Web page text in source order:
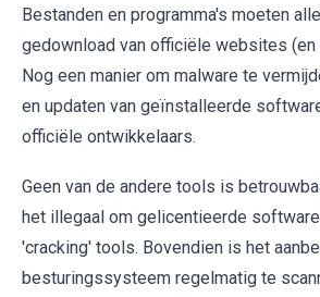
Bestanden en programma's moeten
gedownload van officiële websites (en
Nog een manier om malware te
en updaten van geïnstalleerde
officiële ontwikkelaars.
Geen van de andere tools is
het illegaal om gelicentieerde
'cracking' tools. Bovendien is het
besturingssysteem regelmatig te